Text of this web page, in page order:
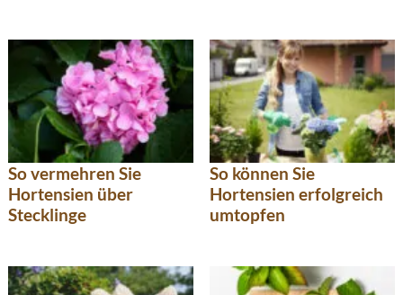
So vermehren Sie
Hortensien über
Stecklinge
So können Sie
Hortensien erfolgreich
umtopfen